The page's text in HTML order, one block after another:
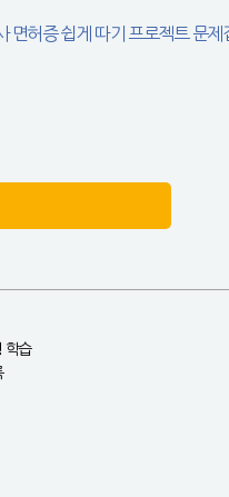
허증 쉽게 따기 프로젝트 문제
학습